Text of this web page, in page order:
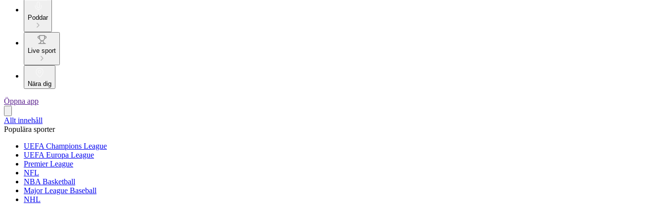
Poddar
Live sport
Nära dig
Öppna app
Allt innehåll
Populära sporter
UEFA Champions League
UEFA Europa League
Premier League
NFL
NBA Basketball
Major League Baseball
NHL